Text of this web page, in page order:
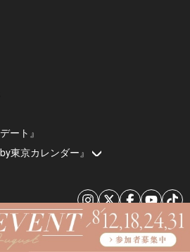
ート』
東京カレンダー』
© 2026 by Tokyo Calendar, Inc.